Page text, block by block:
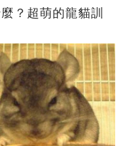
？超萌的龍貓訓